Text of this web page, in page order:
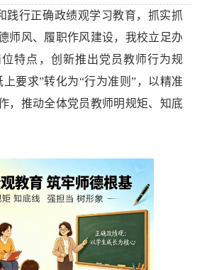
践行正确政绩观学习教育，抓实抓
师风、履职作风建设，我校立足办
特点，创新推出党员教师行为规
要求”转化为“行为准则”，以精准
，推动全体党员教师明规矩、知底